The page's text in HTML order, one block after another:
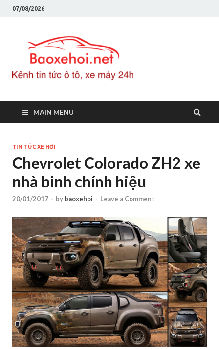
07/08/2026
MAIN MENU
TIN TỨC XE HƠI
Chevrolet Colorado ZH2 xe
nhà binh chính hiệu
20/01/2017 - by baoxehoi - Leave a Comment